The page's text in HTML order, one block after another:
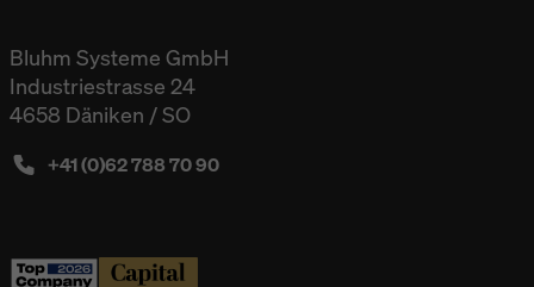
Bluhm Systeme GmbH
Industriestrasse 24
4658 Däniken / SO
+41 (0)62 788 70 90